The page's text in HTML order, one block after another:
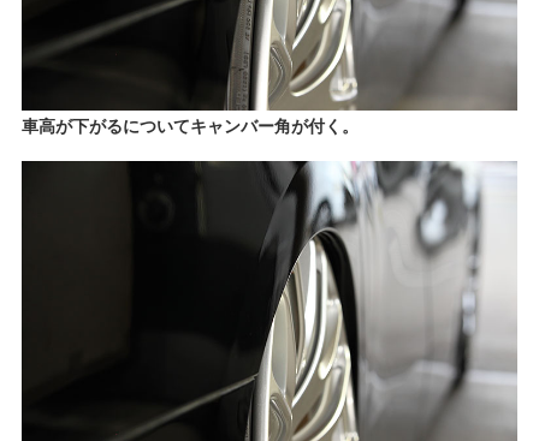
車高が下がるについてキャンバー角が付く。